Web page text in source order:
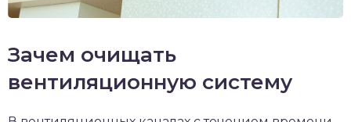
Зачем очищать
вентиляционную систему